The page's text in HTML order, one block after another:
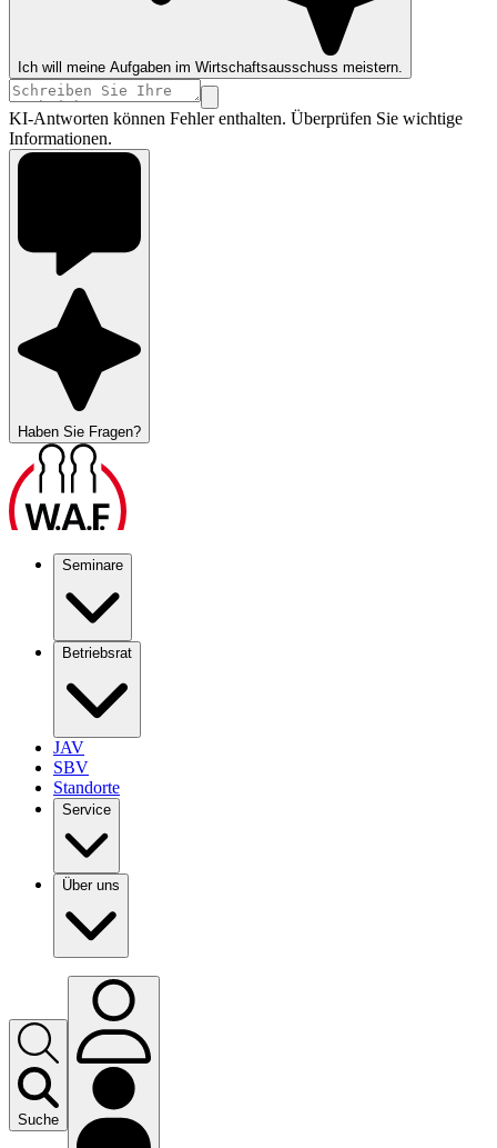
Ich will meine Aufgaben im Wirtschaftsausschuss meistern.
KI-Antworten können Fehler enthalten. Überprüfen Sie wichtige
Informationen.
Haben Sie Fragen?
Seminare
Betriebsrat
JAV
SBV
Standorte
Service
Über uns
Suche